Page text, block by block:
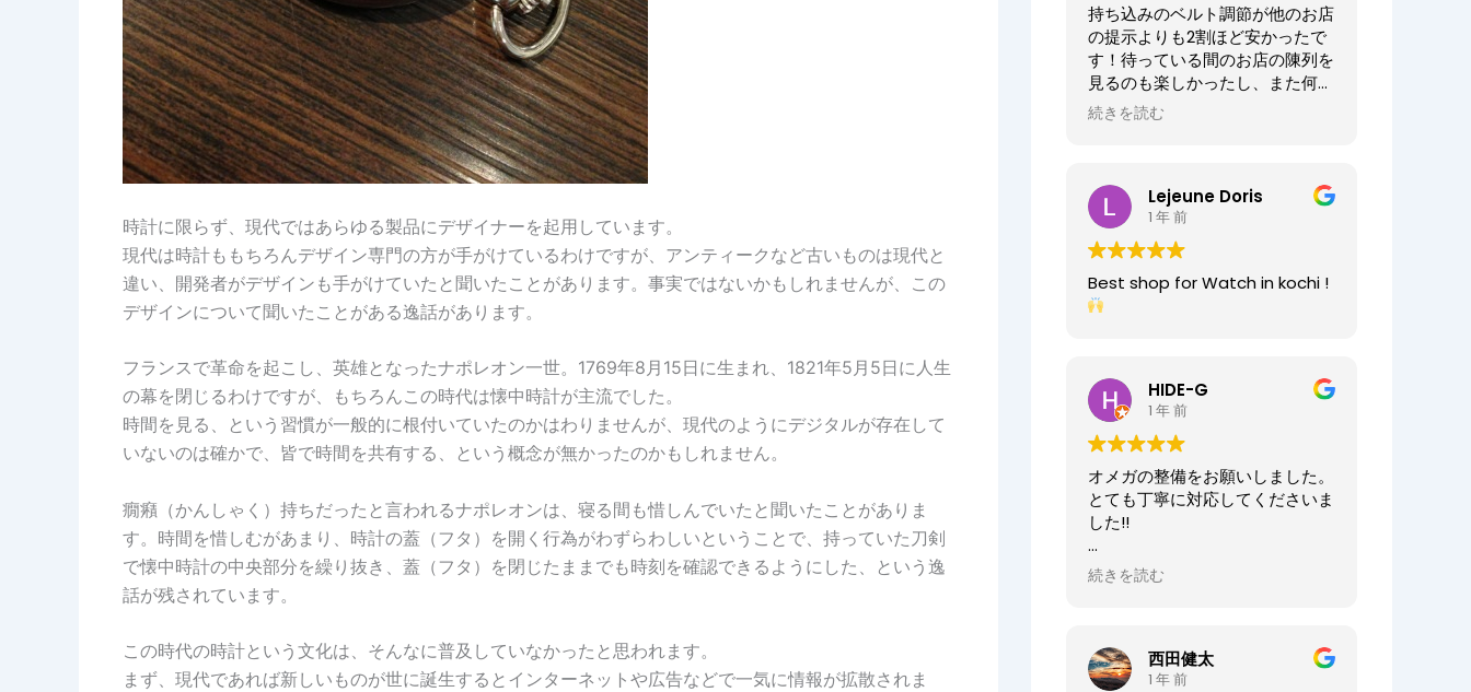
時計に限らず、現代ではあらゆる製品にデザイナーを起用しています。
現代は時計ももちろんデザイン専門の方が手がけているわけですが、アンティークなど古いものは現代と
違い、開発者がデザインも手がけていたと聞いたことがあります。事実ではないかもしれませんが、この
デザインについて聞いたことがある逸話があります。
フランスで革命を起こし、英雄となったナポレオン一世。1769年8月15日に生まれ、1821年5月5日に人生
の幕を閉じるわけですが、もちろんこの時代は懐中時計が主流でした。
時間を見る、という習慣が一般的に根付いていたのかはわりませんが、現代のようにデジタルが存在して
いないのは確かで、皆で時間を共有する、という概念が無かったのかもしれません。
癇癪（かんしゃく）持ちだったと言われるナポレオンは、寝る間も惜しんでいたと聞いたことがありま
す。時間を惜しむがあまり、時計の蓋（フタ）を開く行為がわずらわしいということで、持っていた刀剣
で懐中時計の中央部分を繰り抜き、蓋（フタ）を閉じたままでも時刻を確認できるようにした、という逸
話が残されています。
この時代の時計という文化は、そんなに普及していなかったと思われます。
まず、現代であれば新しいものが世に誕生するとインターネットや広告などで一気に情報が拡散されま
持ち込みのベルト調節が他のお店
の提示よりも2割ほど安かったで
す！待っている間のお店の陳列を
見るのも楽しかったし、また何か
あればお願いしたいお店でした。
た。店員の方が親切なのに加え、
時計がお好きなのが伝わってきま
すし、寄り添った接客をしてくれ
ましたので、買い物が気持ちよく
できました。また、おすすめ通り
交換したベルトもガラッと雰囲気
と仕事がマッチしたご商売は人の
心を豊かにするんだなぁと感じ入
りました。ありがとうございま
す。
オーナーからの返信
先日はベルト調整のご依頼誠にあ
店内も楽しんでいただけて何より
でございます。
ませ。
続きを読む
Lejeune Doris
1 年 前
Best shop for Watch in kochi !
HIDE-G
1 年 前
オメガの整備をお願いしました。
とても丁寧に対応してくださいま
した!!
オーナーからの返信
HIDE-G様
正美堂時計店でございます。
続きを読む
西田健太
1 年 前